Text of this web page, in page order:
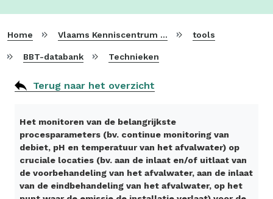
Home Vlaams Kenniscentrum voor Beste Beschikbare Technieken tools
BBT-databank Technieken
Terug naar het overzicht
Het monitoren van de belangrijkste
procesparameters (bv. continue monitoring van
debiet, pH en temperatuur van het afvalwater) op
cruciale locaties (bv. aan de inlaat en/of uitlaat van
de voorbehandeling van het afvalwater, aan de inlaat
van de eindbehandeling van het afvalwater, op het